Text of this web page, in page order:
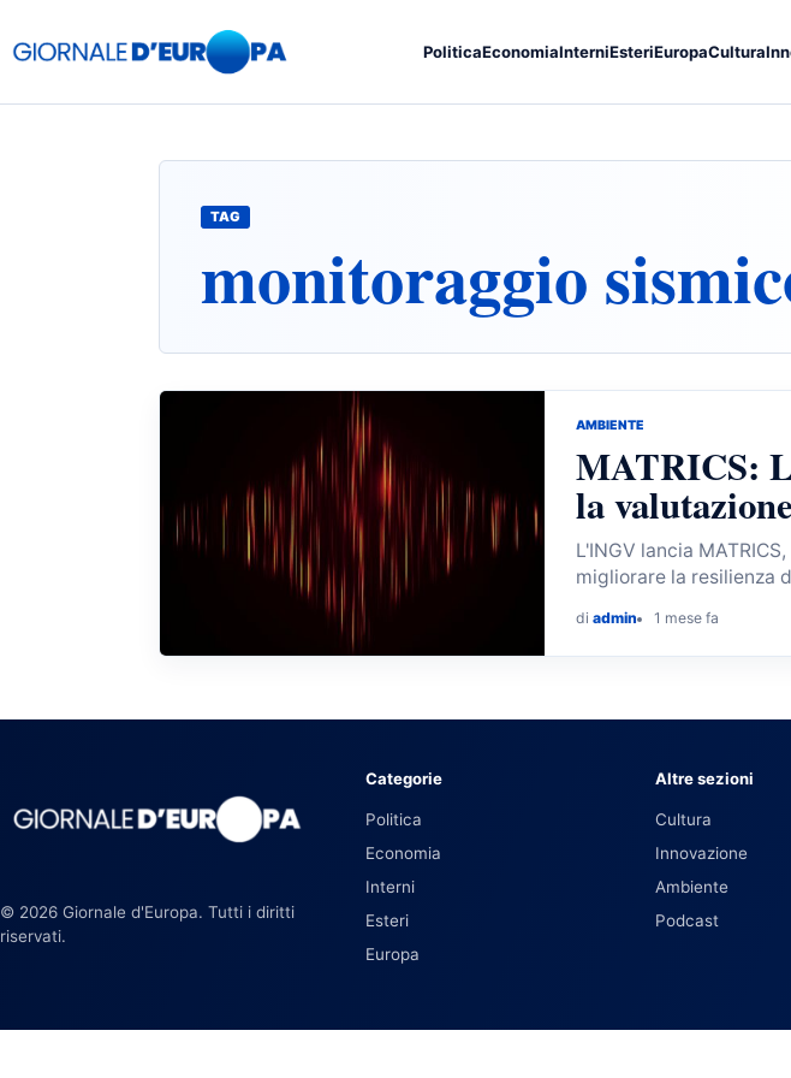
PoliticaEconomiaInterniEsteriEuropaCultura
TAG
monitoraggio
AMBIENTE
MATRICS:
la
L'INGV lancia
migliorare la resilienza
di admin 1 mese fa
© 2026 Giornale d'Europa. Tutti i diritti
riservati.
Categorie
Politica
Economia
Interni
Esteri
Europa
Altre sezioni
Cultura
Innovazione
Ambiente
Podcast